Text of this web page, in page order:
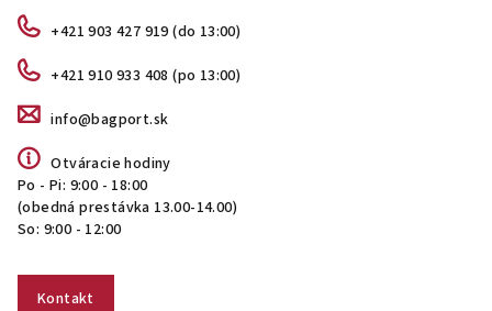
+421 903 427 919 (do 13:00)
+421 910 933 408 (po 13:00)
info@bagport.sk
Otváracie hodiny
Po - Pi: 9:00 - 18:00
(obedná prestávka 13.00-14.00)
So: 9:00 - 12:00
Kontakt